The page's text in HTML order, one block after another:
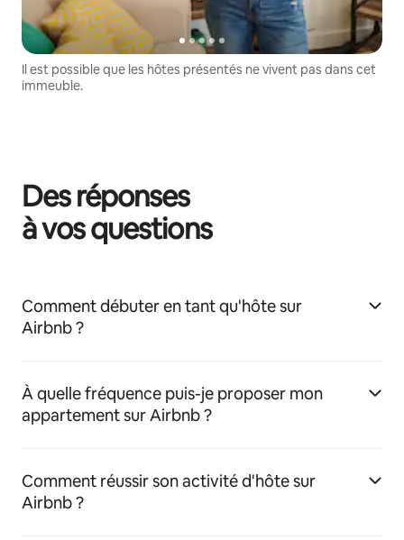
Il est possible que les hôtes présentés ne vivent pas dans cet
immeuble.
Des réponses
à vos questions
Comment débuter en tant qu'hôte sur
Airbnb ?
À quelle fréquence puis-je proposer mon
appartement sur Airbnb ?
Comment réussir son activité d'hôte sur
Airbnb ?